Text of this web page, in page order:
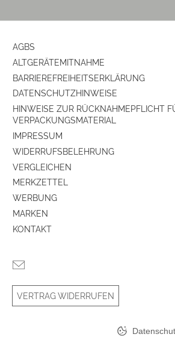
AGBS
ALTGERÄTEMITNAHME
BARRIEREFREIHEITSERKLÄRUNG
DATENSCHUTZHINWEISE
HINWEISE ZUR RÜCKNAHMEPFLICHT
VERPACKUNGSMATERIAL
IMPRESSUM
WIDERRUFSBELEHRUNG
VERGLEICHEN
MERKZETTEL
WERBUNG
MARKEN
KONTAKT
VERTRAG WIDERRUFEN